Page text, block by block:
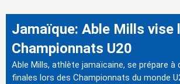
Jamaïque: Able Mills vise
Championnats U20
Able Mills, athlète jamaïcaine, se prépare à
finales lors des Championnats du monde